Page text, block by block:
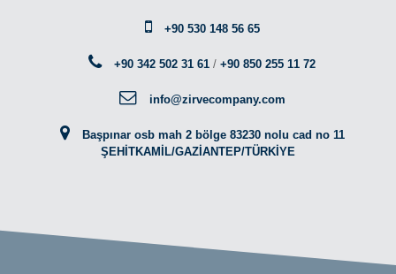
+90 530 148 56 65
+90 342 502 31 61 /+90 850 255 11 72
info@zirvecompany.com
Başpınar osb mah 2 bölge 83230 nolu cad no 11
ŞEHİTKAMİL/GAZİANTEP/TÜRKİYE